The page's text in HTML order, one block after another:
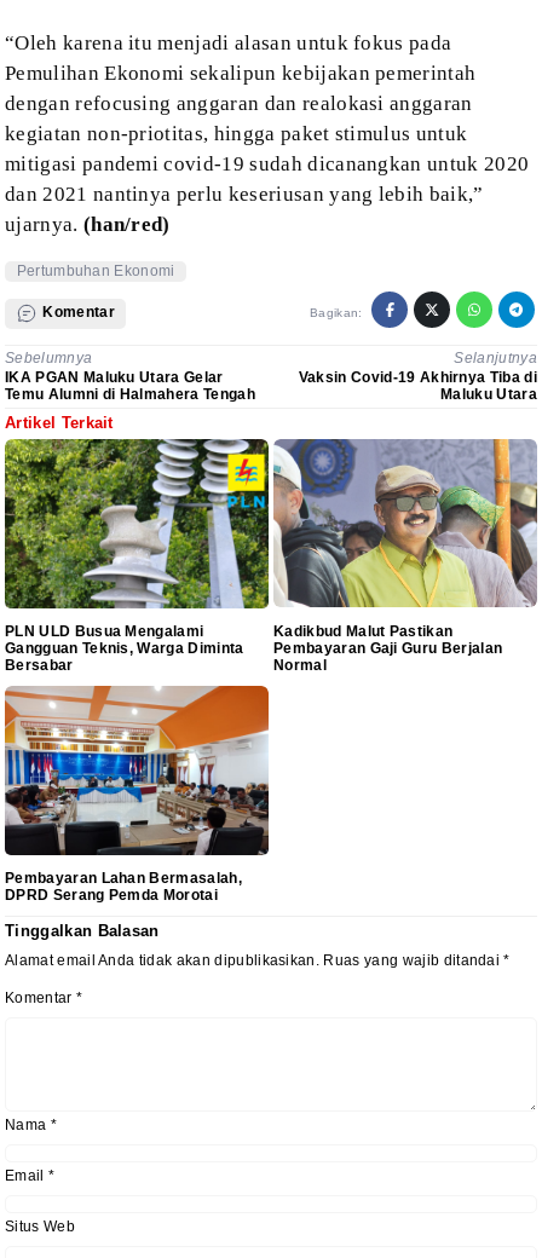
“Oleh karena itu menjadi alasan untukfokus pada
Pemulihan Ekonomi sekalipun kebijakan pemerintah
dengan refocusing anggaran dan realokasi anggaran
kegiatan non-priotitas, hingga paket stimulus untuk
mitigasi pandemi covid-19 sudah dicanangkan untuk 2020
dan 2021 nantinya perlu keseriusan yang lebih baik,”
ujarnya. (han/red)
Pertumbuhan Ekonomi
Komentar Bagikan:
Sebelumnya
IKA PGAN Maluku Utara Gelar
Temu Alumni di Halmahera Tengah
Selanjutnya
Vaksin Covid-19 Akhirnya Tiba di
Maluku Utara
Artikel Terkait
PLN ULD Busua Mengalami
Gangguan Teknis, Warga Diminta
Bersabar
Kadikbud Malut Pastikan
Pembayaran Gaji Guru Berjalan
Normal
Pembayaran Lahan Bermasalah,
DPRD Serang Pemda Morotai
Tinggalkan Balasan
Alamat email Anda tidak akan dipublikasikan. Ruas yang wajib ditandai*
Komentar *
Nama *
Email *
Situs Web